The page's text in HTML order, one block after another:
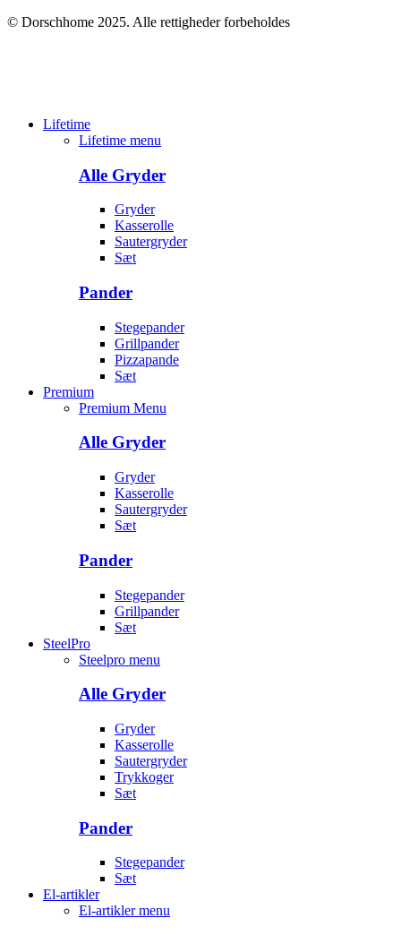
© Dorschhome 2025. Alle rettigheder forbeholdes
Lifetime
Lifetime menu
Alle Gryder
Gryder
Kasserolle
Sautergryder
Sæt
Pander
Stegepander
Grillpander
Pizzapande
Sæt
Premium
Premium Menu
Alle Gryder
Gryder
Kasserolle
Sautergryder
Sæt
Pander
Stegepander
Grillpander
Sæt
SteelPro
Steelpro menu
Alle Gryder
Gryder
Kasserolle
Sautergryder
Trykkoger
Sæt
Pander
Stegepander
Sæt
El-artikler
El-artikler menu